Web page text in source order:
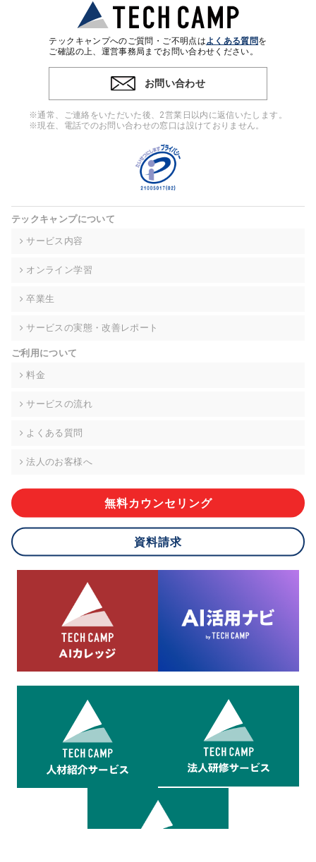
・個人(法人の場合は担当者)を識別できない形式に加工した統
計情報の作成および利用
※上記の利用目的に基づいた本人への連絡及び配信について
4. 個人情報の第三者提供
ンをとるために、氏名等の一部の情報をサービス内で使用する
チャットツールで発信することにより、本サービスの他の利用
者等に提供することがあります。
当社は事業運営上、前項利用目的の範囲に限って個人情報を外
高い委託先を選定し、個人情報の適正管理・機密保持について
個人情報の開示等(利用目的の通知、開示、内容の訂正・追加・
て、下記の当社問合わせ窓口に申し出ることができます。その
的な期間内に対応いたします。ただし、申請が本人確認が不可
により、ご希望に添えない場合があります。 なお、アクセスロ
グなどの個人情報以外の情報については、原則として開示等は
株式会社div 個人情報問合せ窓口
メールアドレス:privacy_policy@di-v.co.jp
ご本人様が当社に個人情報を提供されるかどうかは任意による
応ができない場合があります。
8.cookieにより取得・分析した情報とその利用について
当社は第三者が運営するデータ・マネジメント・プラットフォ
ームからcookieにより収集されたウェブの閲覧機歴及びその分
析結果を取得し、これをお客様の個人データと結びつけた上
で、広告配信等の目的で利用いたします。
テックキャンプへのご質問・ご不明点はよくある質問を
ご確認の上、運営事務局までお問い合わせください。
お問い合わせ
※通常、ご連絡をいただいた後、2営業日以内に返信いたします。
※現在、電話でのお問い合わせの窓口は設けておりません。
テックキャンプについて
サービス内容
オンライン学習
卒業生
サービスの実態・改善レポート
ご利用について
料金
サービスの流れ
よくある質問
法人のお客様へ
無料カウンセリング
資料請求